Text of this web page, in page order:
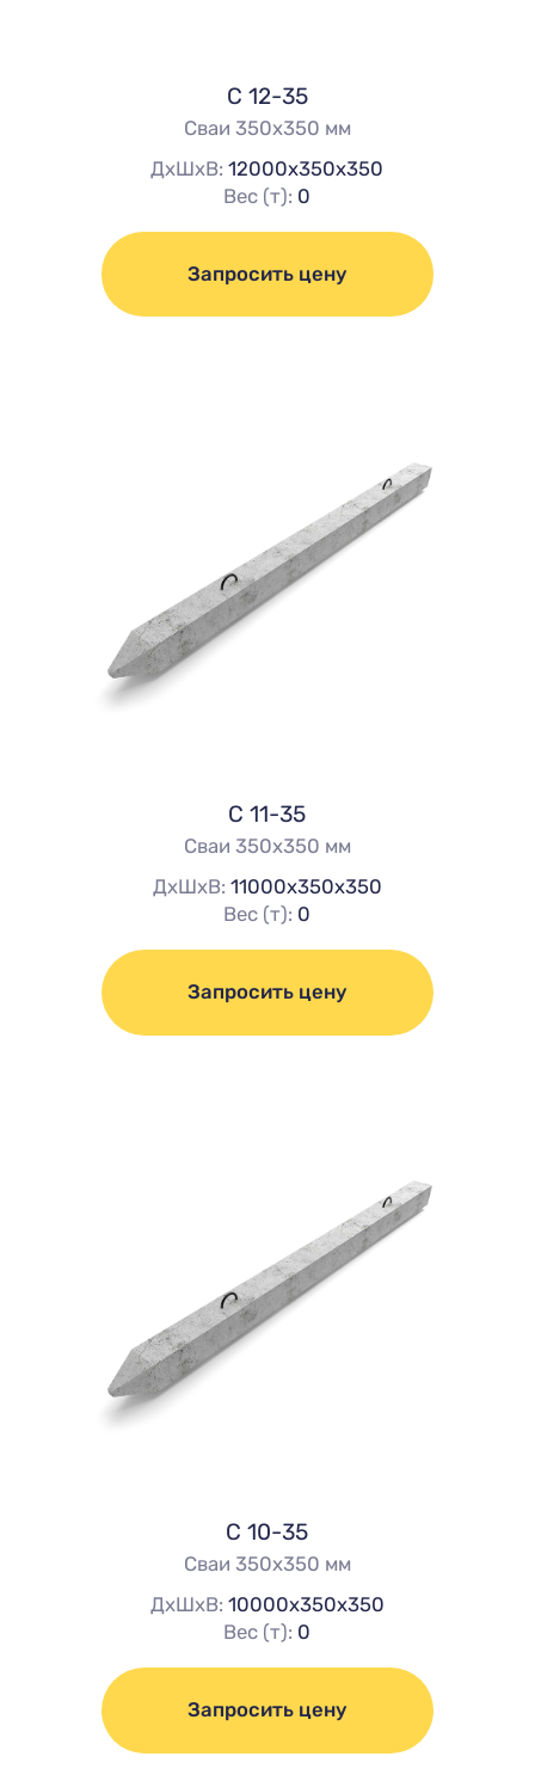
С 12-35
Сваи 350х350 мм
ДхШхВ:12000х350х350
Вес (т): 0
Запросить цену
С 11-35
Сваи 350х350 мм
ДхШхВ: 11000х350х350
Вес (т): 0
Запросить цену
С 10-35
Сваи 350х350 мм
ДхШхВ: 10000х350х350
Вес (т): 0
Запросить цену